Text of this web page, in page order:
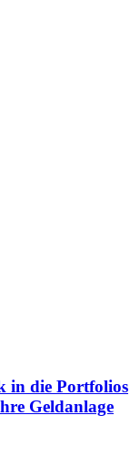
in die Portfolios
Geldanlage